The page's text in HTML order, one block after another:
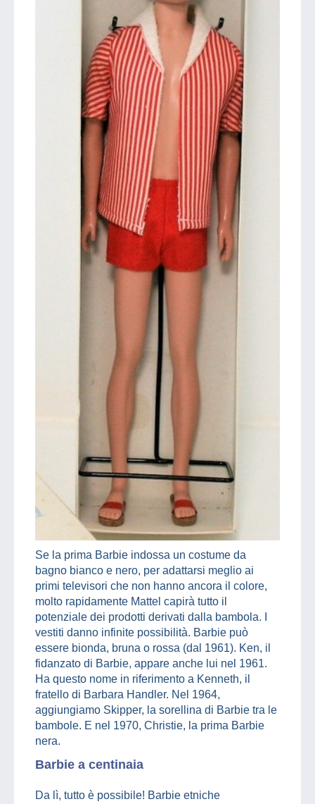
Se la prima Barbie indossa un costume da
bagno bianco e nero, per adattarsi meglio ai
primi televisori che non hanno ancora il colore,
molto rapidamente Mattel capirà tutto il
potenziale dei prodotti derivati dalla bambola. I
vestiti danno infinite possibilità. Barbie può
essere bionda, bruna o rossa (dal 1961). Ken, il
fidanzato di Barbie, appare anche lui nel 1961.
Ha questo nome in riferimento a Kenneth, il
fratello di Barbara Handler. Nel 1964,
aggiungiamo Skipper, la sorellina di Barbie tra le
bambole. E nel 1970, Christie, la prima Barbie
nera.
Barbie a centinaia
Da lì, tutto è possibile! Barbie etniche